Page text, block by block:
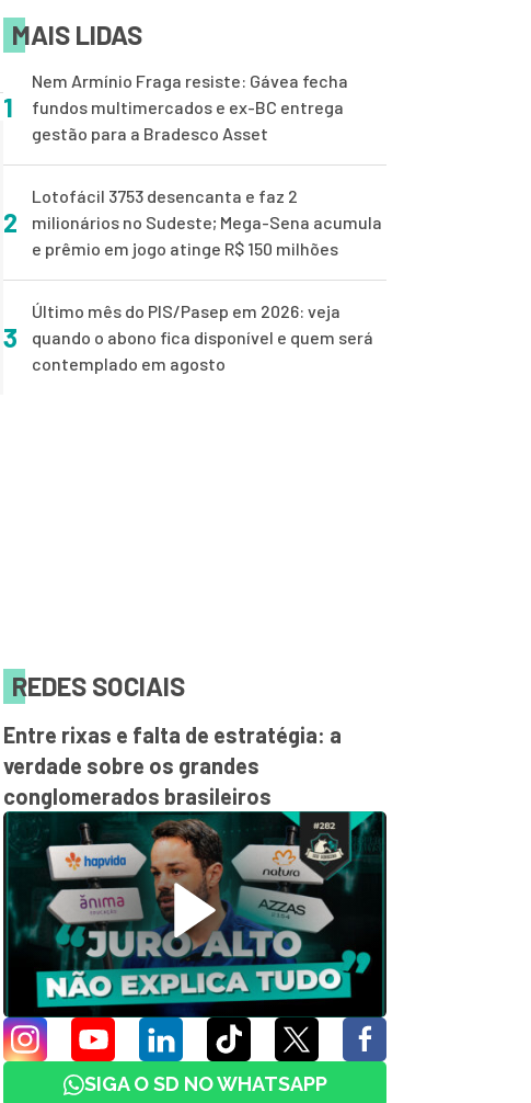
MAIS LIDAS
1
Nem Armínio Fraga resiste: Gávea fecha
fundos multimercados e ex-BC entrega
gestão para a Bradesco Asset
2
Lotofácil 3753 desencanta e faz 2
milionários no Sudeste; Mega-Sena acumula
e prêmio em jogo atinge R$ 150 milhões
3
Último mês do PIS/Pasep em 2026: veja
quando o abono fica disponível e quem será
contemplado em agosto
REDES SOCIAIS
Entre rixas e falta de estratégia: a
verdade sobre os grandes
conglomerados brasileiros
SIGA O SD NO WHATSAPP